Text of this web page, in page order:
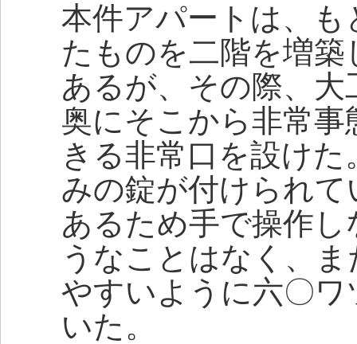
本件アパートは、
たものを二階を増
あるが、その際、
奥にそこから非常
きる非常口を設け
みの錠が付けられ
あるため手で操作
うなことはなく、
やすいように六〇
いた。